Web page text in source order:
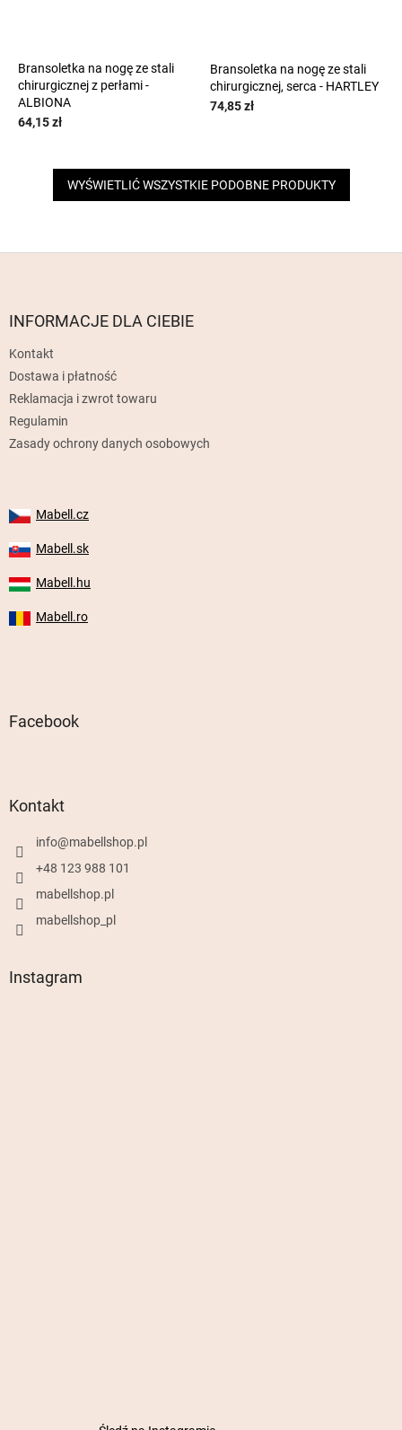
Bransoletka na nogę ze stali
chirurgicznej z perłami -
ALBIONA
64,15 zł
Bransoletka na nogę ze stali
chirurgicznej, serca - HARTLEY
74,85 zł
WYŚWIETLIĆ WSZYSTKIE PODOBNE PRODUKTY
INFORMACJE DLA CIEBIE
Kontakt
Dostawa i płatność
Reklamacja i zwrot towaru
Regulamin
Zasady ochrony danych osobowych
Mabell.cz
Mabell.sk
Mabell.hu
Mabell.ro
Facebook
Kontakt
info@mabellshop.pl
+48 123 988 101
mabellshop.pl
mabellshop_pl
Instagram